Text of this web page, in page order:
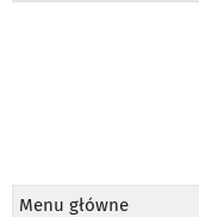
Menu główne